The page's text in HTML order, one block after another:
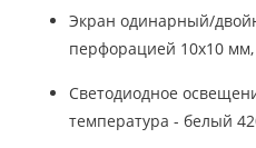
Экран одинарный/
перфорацией 10х10
Светодиодное
температура - белый